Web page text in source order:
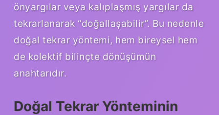
önyargılar veya kalıplaşmış yargılar da
tekrarlanarak “doğallaşabilir”. Bu nedenle
doğal tekrar yöntemi, hem bireysel hem
de kolektif bilinçte dönüşümün
anahtarıdır.
Doğal Tekrar Yönteminin